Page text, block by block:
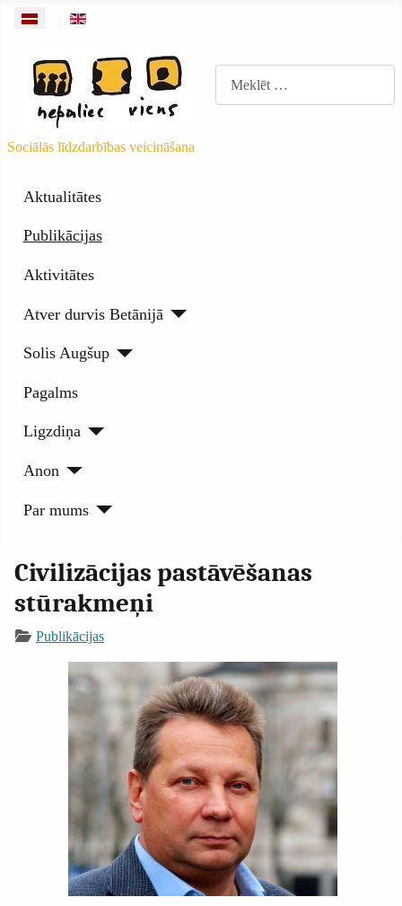
Izvēlieties valodu
Sociālās līdzdarbības veicināšana
Aktualitātes
Publikācijas
Aktivitātes
Atver durvis Betānijā
Solis Augšup
Pagalms
Ligzdiņa
Anon
Par mums
Civilizācijas pastāvēšanas
stūrakmeņi
Publikācijas